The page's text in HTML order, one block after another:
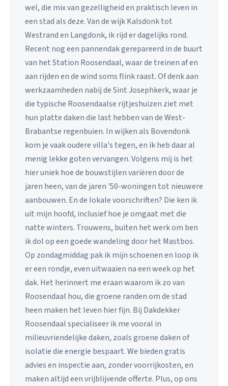
wel, die mix van gezelligheid en praktisch leven in
een stad als deze. Van de wijk Kalsdonk tot
Westrand en Langdonk, ik rijd er dagelijks rond.
Recent nog een pannendak gerepareerd in de buurt
van het Station Roosendaal, waar de treinen af en
aan rijden en de wind soms flink raast. Of denk aan
werkzaamheden nabij de Sint Josephkerk, waar je
die typische Roosendaalse rijtjeshuizen ziet met
hun platte daken die last hebben van de West-
Brabantse regenbuien. In wijken als Bovendonk
kom je vaak oudere villa's tegen, en ik heb daar al
menig lekke goten vervangen. Volgens mij is het
hier uniek hoe de bouwstijlen variëren door de
jaren heen, van de jaren '50-woningen tot nieuwere
aanbouwen. En de lokale voorschriften? Die ken ik
uit mijn hoofd, inclusief hoe je omgaat met die
natte winters. Trouwens, buiten het werk om ben
ik dol op een goede wandeling door het Mastbos.
Op zondagmiddag pak ik mijn schoenen en loop ik
er een rondje, even uitwaaien na een week op het
dak. Het herinnert me eraan waarom ik zo van
Roosendaal hou, die groene randen om de stad
heen maken het leven hier fijn. Bij Dakdekker
Roosendaal specialiseer ik me vooral in
milieuvriendelijke daken, zoals groene daken of
isolatie die energie bespaart. We bieden gratis
advies en inspectie aan, zonder voorrijkosten, en
maken altijd een vrijblijvende offerte. Plus, op ons